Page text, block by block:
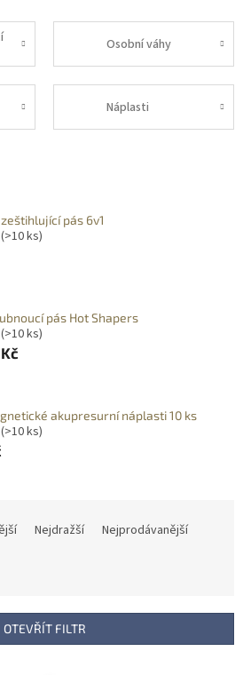
Osobní váhy
Náplasti
pás 6v1
(>10 ks)
pás Hot Shapers
(>10 ks)
akupresurní náplasti 10 ks
(>10 ks)
Nejdražší
Nejprodávanější
OTEVŘÍT FILTR